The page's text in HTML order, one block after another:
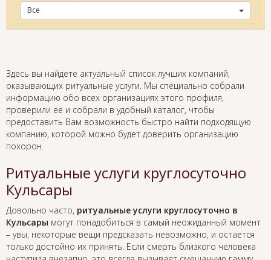
Все
Здесь вы найдете актуальный список лучших компаний,
оказывающих ритуальные услуги. Мы специально собрали
информацию обо всех организациях этого профиля,
проверили ее и собрали в удобный каталог, чтобы
предоставить Вам возможность быстро найти подходящую
компанию, которой можно будет доверить организацию
похорон.
Ритуальные услуги круглосуточно
Кульсары
Довольно часто, ритуальные услуги круглосуточно в
Кульсары могут понадобиться в самый неожиданный момент
– увы, некоторые вещи предсказать невозможно, и остается
только достойно их принять. Если смерть близкого человека